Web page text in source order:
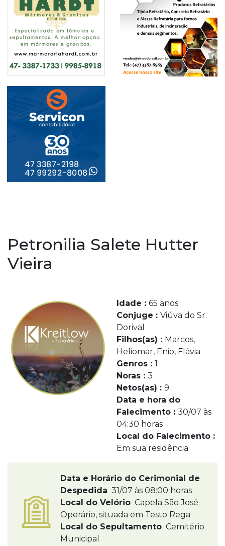
Petronilia Salete Hutter
Vieira
Idade : 65 anos
Conjuge : Viúva do Sr.
Dorival
Filhos(as) : Marcos,
Heliomar, Enio, Flávia
Genros : 1
Noras : 3
Netos(as) : 9
Data e hora do
Falecimento : 30/07 às
04:30 horas
Local do Falecimento :
Em sua residência
Data e Horário do Cerimonial de
Despedida 31/07 às 08:00 horas
Local do Velório Capela São José
Operário, situada em Testo Rega
Local do Sepultamento Cemitério
Municipal